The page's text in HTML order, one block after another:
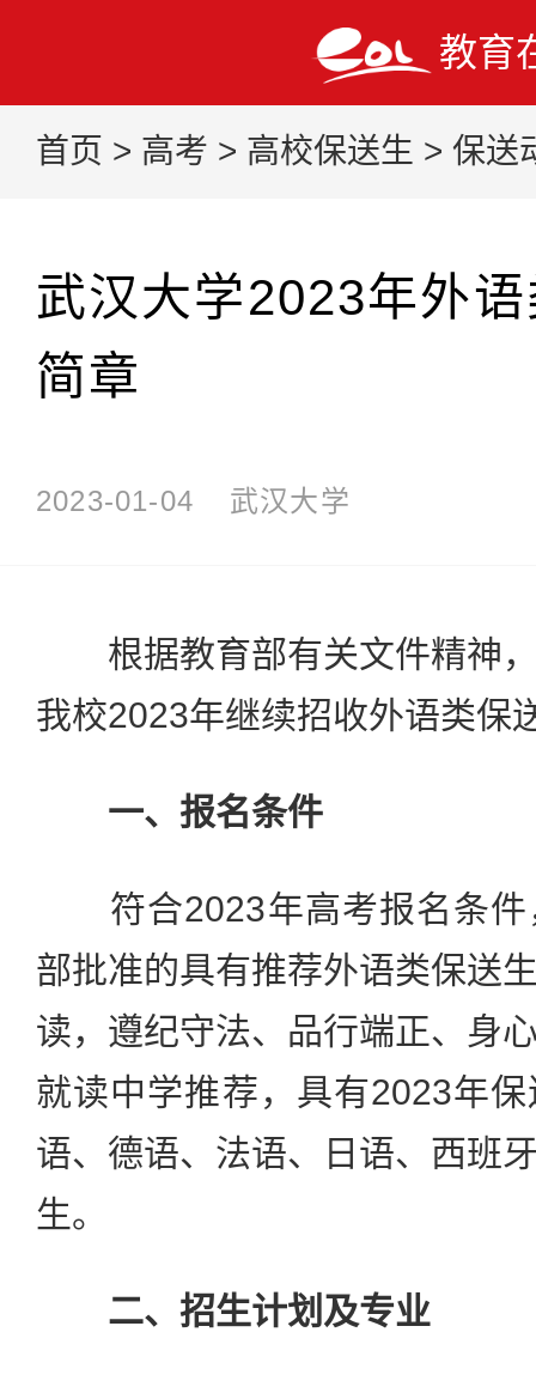
教育
首页 > 高考 > 高校保送生 > 保送
武汉大学2023年外
简章
2023-01-04 武汉大学
根据教育部有关文件精神，
我校2023年继续招收外语类保
一、报名条件
符合2023年高考报名条件
部批准的具有推荐外语类保送
读，遵纪守法、品行端正、身
就读中学推荐，具有2023年
语、德语、法语、日语、西班
生。
二、招生计划及专业